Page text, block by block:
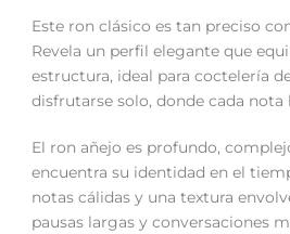
Este ron clásico es tan preciso
Revela un perfil elegante que
estructura, ideal para coctelería
disfrutarse solo, donde cada nota
El ron añejo es profundo,
encuentra su identidad en el
notas cálidas y una textura
pausas largas y conversaciones